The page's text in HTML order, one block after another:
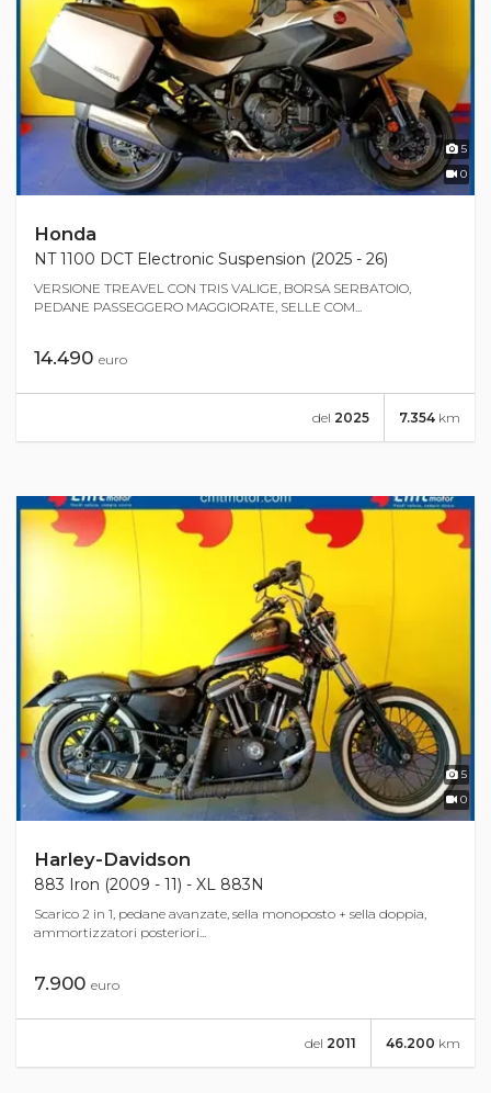
5
0
Honda
NT 1100 DCT Electronic Suspension (2025 - 26)
VERSIONE TREAVEL CON TRIS VALIGE, BORSA SERBATOIO,
PEDANE PASSEGGERO MAGGIORATE, SELLE COM...
14.490 euro
7.354 km
del 2025
5
0
Harley-Davidson
883 Iron (2009 - 11) - XL 883N
Scarico 2 in 1, pedane avanzate, sella monoposto + sella doppia,
ammortizzatori posteriori...
7.900 euro
46.200 km
del 2011